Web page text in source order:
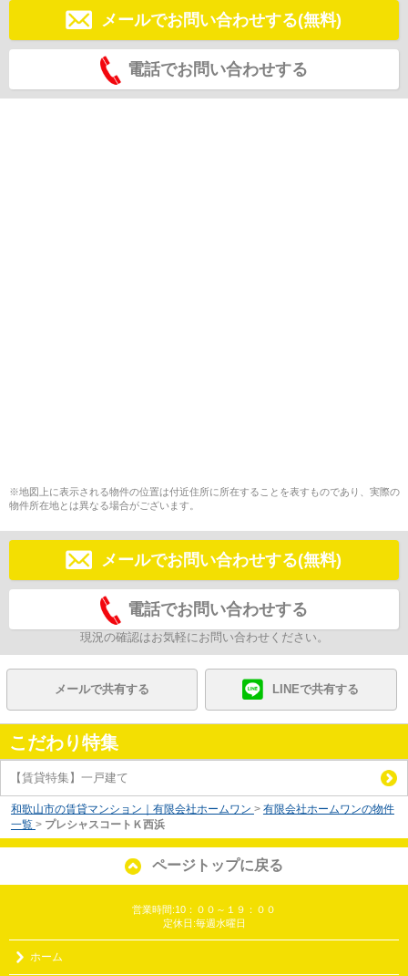
メールでお問い合わせする(無料)
電話でお問い合わせする
※地図上に表示される物件の位置は付近住所に所在することを表すものであり、実際の
物件所在地とは異なる場合がございます。
メールでお問い合わせする(無料)
電話でお問い合わせする
現況の確認はお気軽にお問い合わせください。
メールで共有する LINEで共有する
こだわり特集
【賃貸特集】一戸建て
和歌山市の賃貸マンション｜有限会社ホームワン > 有限会社ホームワンの物件
一覧 > プレシャスコートＫ西浜
ページトップに戻る
営業時間:10：００～１９：００
定休日:毎週水曜日
ホーム